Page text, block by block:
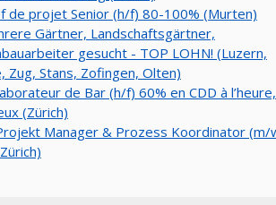
de projet Senior (h/f) 80-100% (Murten)
Gärtner, Landschaftsgärtner,
gesucht - TOP LOHN! (Luzern,
Zug, Stans, Zofingen, Olten)
de Bar (h/f) 60% en CDD à l’heure,
(Zürich)
Manager & Prozess Koordinator (m/